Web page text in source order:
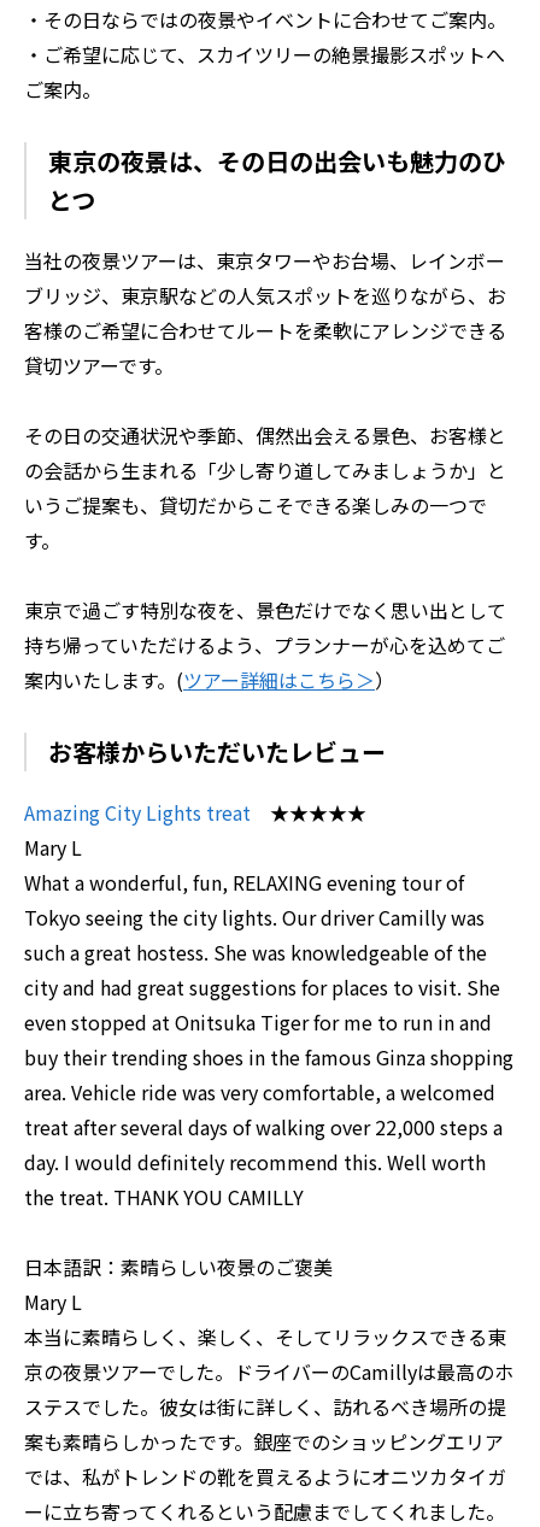
・その日ならではの夜景やイベントに合わせてご案内。
・ご希望に応じて、スカイツリーの絶景撮影スポットへ
ご案内。
東京の夜景は、その日の出会いも魅力のひ
とつ
当社の夜景ツアーは、東京タワーやお台場、レインボー
ブリッジ、東京駅などの人気スポットを巡りながら、お
客様のご希望に合わせてルートを柔軟にアレンジできる
貸切ツアーです。
その日の交通状況や季節、偶然出会える景色、お客様と
の会話から生まれる「少し寄り道してみましょうか」と
いうご提案も、貸切だからこそできる楽しみの一つで
す。
東京で過ごす特別な夜を、景色だけでなく思い出として
持ち帰っていただけるよう、プランナーが心を込めてご
案内いたします。(ツアー詳細はこちら＞）
お客様からいただいたレビュー
Amazing City Lights treat ★★★★★
Mary L
What a wonderful, fun, RELAXING evening tour of
Tokyo seeing the city lights. Our driver Camilly was
such a great hostess. She was knowledgeable of the
city and had great suggestions for places to visit. She
even stopped at Onitsuka Tiger for me to run in and
buy their trending shoes in the famous Ginza shopping
area. Vehicle ride was very comfortable, a welcomed
treat after several days of walking over 22,000 steps a
day. I would definitely recommend this. Well worth
the treat. THANK YOU CAMILLY
日本語訳：素晴らしい夜景のご褒美
Mary L
本当に素晴らしく、楽しく、そしてリラックスできる東
京の夜景ツアーでした。ドライバーのCamillyは最高のホ
ステスでした。彼女は街に詳しく、訪れるべき場所の提
案も素晴らしかったです。銀座でのショッピングエリア
では、私がトレンドの靴を買えるようにオニツカタイガ
ーに立ち寄ってくれるという配慮までしてくれました。